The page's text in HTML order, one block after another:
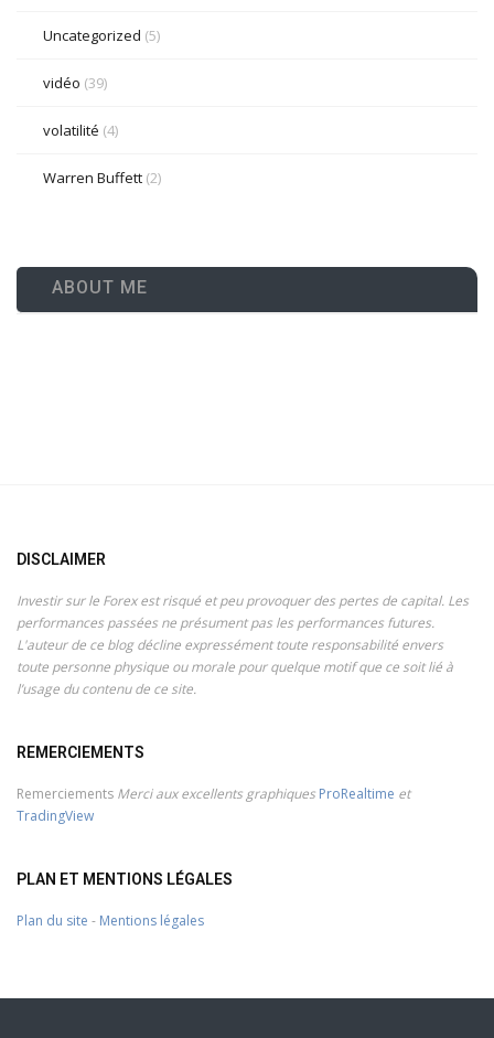
Uncategorized (5)
vidéo (39)
volatilité (4)
Warren Buffett (2)
ABOUT ME
DISCLAIMER
Investir sur le Forex est risqué et peu provoquer des pertes de capital. Les
performances passées ne présument pas les performances futures.
L'auteur de ce blog décline expressément toute responsabilité envers
toute personne physique ou morale pour quelque motif que ce soit lié à
l’usage du contenu de ce site.
REMERCIEMENTS
Remerciements Merci aux excellents graphiques ProRealtime et
TradingView
PLAN ET MENTIONS LÉGALES
Plan du site - Mentions légales